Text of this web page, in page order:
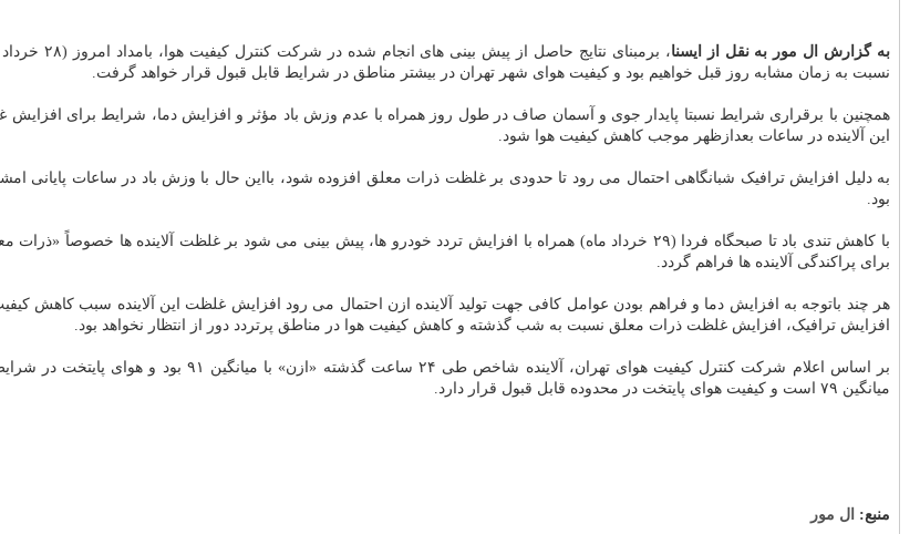
به گزارش ال مور به نقل از ایسنا
، برمبنای
نسبت به زمان مشابه روز قبل خواهیم بود و کیفیت هوای شهر تهران در بیشتر مناطق در شرایط قابل قبول قرار خواهد گرفت.
همچنین با برقراری شرایط نسبتا پایدار جوی و آسمان صاف در طول روز همراه با عدم وزش باد مؤثر و افزایش دما، شرایط برای افزایش
این آلاینده در ساعات بعدازظهر موجب کاهش کیفیت هوا شود.
بود.
با کاهش تندی باد تا صبحگاه فردا (۲۹ خرداد ماه) همراه با افزایش تردد خودرو ها، پیش بینی می شود بر غلظت
برای پراکندگی آلاینده ها فراهم گردد.
افزایش ترافیک، افزایش غلظت ذرات معلق نسبت به شب گذشته و کاهش کیفیت هوا در مناطق پرتردد دور از انتظار نخواهد بود.
میانگین ۷۹ است و کیفیت هوای پایتخت در محدوده قابل قبول قرار دارد.
منبع: ال مور